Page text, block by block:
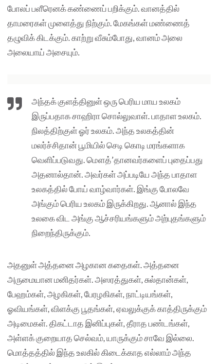
போலப் பளீரெனக் கண்ணைப் பறிக்கும். வானத்தில்
தாமரைகள் முளைத்து நிற்கும். மேகங்கள் மண்ணைத்
தழுவிக் கிடக்கும். காற்று வீசும்போது, வானம் அலை
அலையாய் அசையும்.
அந்தக் குளத்தினுள் ஒரு பெரிய மாய உலகம்
இருப்பதாக சாஹிரா சொல்லுவாள். பாதாள உலகம்.
நிலத்திற்குள் ஓர் உலகம். அந்த உலகத்தின்
மலர்ச்சிதான் பூமியில் செடி கொடி மரங்களாக
வெளிப்படுவது. மௌத்’தானவர்களைப் புதைப்பது
அதனால்தான். அவர்கள் அப்படியே அந்த பாதாள
உலகத்தில் போய் வாழ்வார்கள். இங்கு போலவே
அங்கும் பெரிய உலகம் இருக்கிறது. ஆனால் இந்த
உலகை விட அங்கு ஆச்சரியங்களும் அற்புதங்களும்
நிறைந்திருக்கும்.
அதனுள் அத்தனை அழகான கதைகள். அத்தனை
அருமையான மனிதர்கள். அஸரத்துகள், சுல்தான்கள்,
பேஹம்கள், அழகிகள், பேரழகிகள், நாட்டியங்கள்,
ஓவியங்கள், விளக்கு பூதங்கள், ஏவலுக்குக் காத்திருக்கும்
அடிமைகள். திகட்டாத இனிப்புகள், தீராத பண்டங்கள்,
அள்ளக் குறையாத செல்வம், யாருக்கும் சாவே இல்லை.
மொத்தத்தில் இந்த உலகில் கிடைக்காத எல்லாம் அந்த